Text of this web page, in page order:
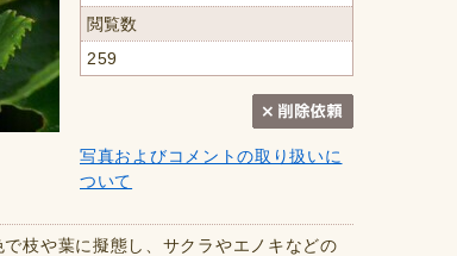
閲覧数
259
写真およびコメントの取り扱いに
ついて
枝や葉に擬態し、サクラやエノキなどの